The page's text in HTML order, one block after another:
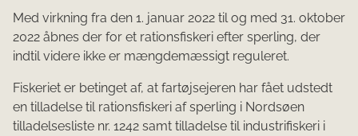
Med virkning fra den 1. januar 2022 til og med 31. oktober
2022 åbnes der for et rationsfiskeri efter sperling, der
indtil videre ikke er mængdemæssigt reguleret.
Fiskeriet er betinget af, at fartøjsejeren har fået udstedt
en tilladelse til rationsfiskeri af sperling i Nordsøen
tilladelsesliste nr. 1242 samt tilladelse til industrifiskeri i